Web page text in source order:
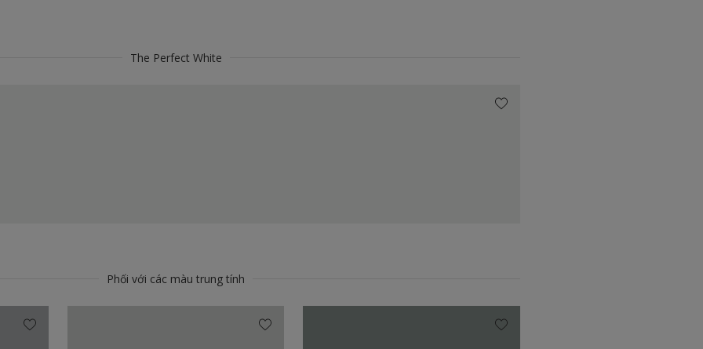
The Perfect White
Phối với các màu trung tính